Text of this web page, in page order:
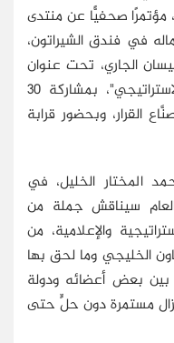
الدوحة، الثلاثاء 16 أبريل/نيسان 2019، مؤتمرًا صحفيًّا عن منتدى
في فندق الشيراتون،
27 و28 أبريل/نيسان الجاري، تحت عنوان
"الخليج بين الأزمة وتراجع التأثير الاستراتيجي"، بمشاركة 30
القرار، وبحضور قرابة
المختار الخليل، في
سيناقش جملة من
والإعلامية، من
الخليجي وما لحق بها
بين بعض أعضائه ودولة
حزيران 2017، ولا تزال مستمرة دون حلٍّ حتى